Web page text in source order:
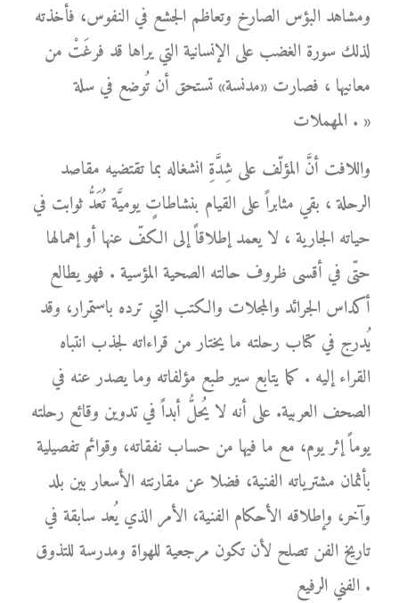
ومشاهد البؤس الصارخ وتعاظم الجشع في النفوس، فأخذته
لذلك سورة الغضب على الإنسانية التي يراها قد فرغَتْ من
معانيها ، فصارت «مدنسة» تستحق أن تُوضع في سلة
المهملات . »
واللافت أنَّ المؤلّف على شِدَّةِ انشغاله بما تقتضيه مقاصد
الرحلة ، بقي مثابراً على القيام بنشاطاتٍ يوميَّة تُعَدُّ ثوابت في
حياته الجارية ، لا يعمد إطلاقاً إلى الكفّ عنها أو إهمالها
حتّى في أقسى ظروف حالته الصحية المؤسية . فهو يطالع
أكداس الجرائد والمجلات والكتب التي ترده باستمرار، وقد
يُدرج في كتاب رحلته ما يختار من قراءاته لجذب انتباه
القراء إليه . كما يتابع سير طبع مؤلفاته وما يصدر عنه في
الصحف العربية. على أنه لا يُحلُّ أبداً في تدوين وقائع رحلته
يوماً إثر يوم، مع ما فيها من حساب نفقاته، وقوائم تفصيلية
بأثمان مشترياته الفنية، فضلا عن مقارنته الأسعار بين بلد
وآخر، وإطلاقه الأحكام الفنية، الأمر الذي يُعد سابقة في
تاريخ الفن تصلح لأن تكون مرجعية للهواة ومدرسة للتذوق
الفني الرفيع .